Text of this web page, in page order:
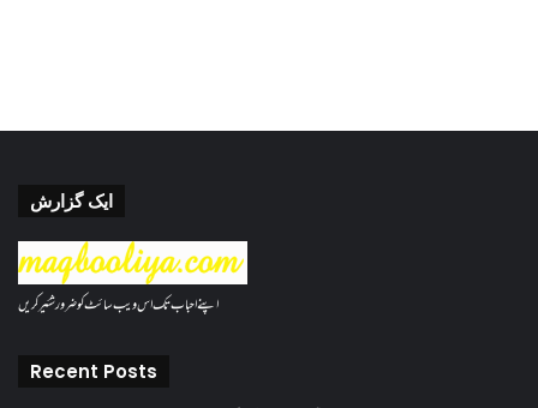
ایک گزارش
اپنے احباب تک اس ویب سائٹ کو ضرور شئیر کریں
Recent Posts